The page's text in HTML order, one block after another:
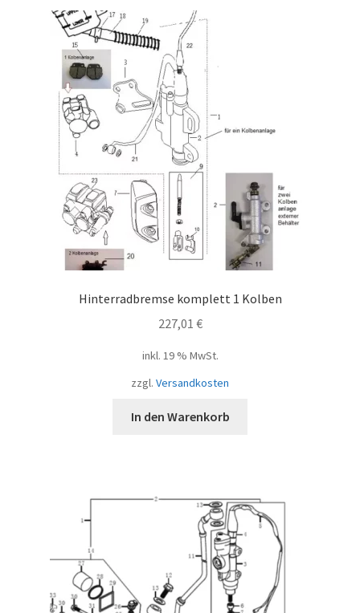
Hinterradbremse komplett 1 Kolben
227,01 €
inkl. 19 % MwSt.
zzgl. Versandkosten
In den Warenkorb